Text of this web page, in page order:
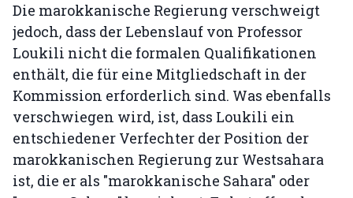
Die marokkanische Regierung verschweigt
jedoch, dass der Lebenslauf von Professor
Loukili nicht die formalen Qualifikationen
enthält, die für eine Mitgliedschaft in der
Kommission erforderlich sind. Was ebenfalls
verschwiegen wird, ist, dass Loukili ein
entschiedener Verfechter der Position der
marokkanischen Regierung zur Westsahara
ist, die er als "marokkanische Sahara" oder